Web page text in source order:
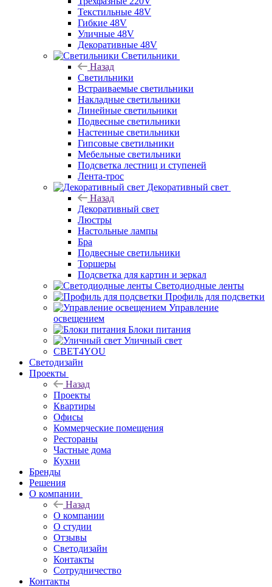
Текстильные 48V
Гибкие 48V
Уличные 48V
Декоративные 48V
Светильники
Назад
Светильники
Встраиваемые светильники
Накладные светильники
Линейные светильники
Подвесные светильники
Настенные светильники
Гипсовые светильники
Мебельные светильники
Подсветка лестниц и ступеней
Лента-трос
Декоративный свет
Назад
Декоративный свет
Люстры
Настольные лампы
Бра
Подвесные светильники
Торшеры
Подсветка для картин и зеркал
Светодиодные ленты
Профиль для подсветки
Управление
освещением
Блоки питания
Уличный свет
СВЕТ4YOU
Светодизайн
Проекты
Назад
Проекты
Квартиры
Офисы
Коммерческие помещения
Рестораны
Частные дома
Кухни
Бренды
Решения
О компании
Назад
О компании
О студии
Отзывы
Светодизайн
Контакты
Сотрудничество
Контакты